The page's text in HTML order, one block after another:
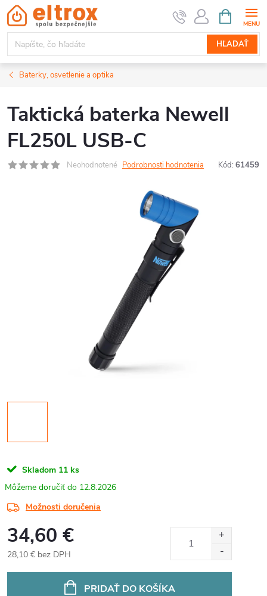
Prejsť
na
obsah
HĽADAŤ
KOŠÍK
Baterky, osvetlenie a optika
Taktická baterka Newell
FL250L USB-C
Neohodnotené Podrobnosti hodnotenia Kód: 61459
Skladom 11 ks
12.8.2026
Možnosti doručenia
34,60 €
28,10 € bez DPH
PRIDAŤ DO KOŠÍKA